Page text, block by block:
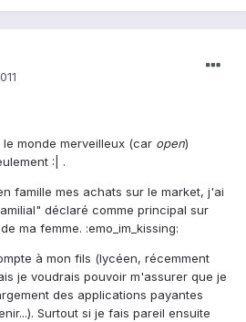
monde merveilleux (car open)
:| .
famille mes achats sur le market, j'ai
déclaré comme principal sur
ma femme. :emo_im_kissing:
à mon fils (lycéen, récemment
je voudrais pouvoir m'assurer que je
des applications payantes
Surtout si je fais pareil ensuite